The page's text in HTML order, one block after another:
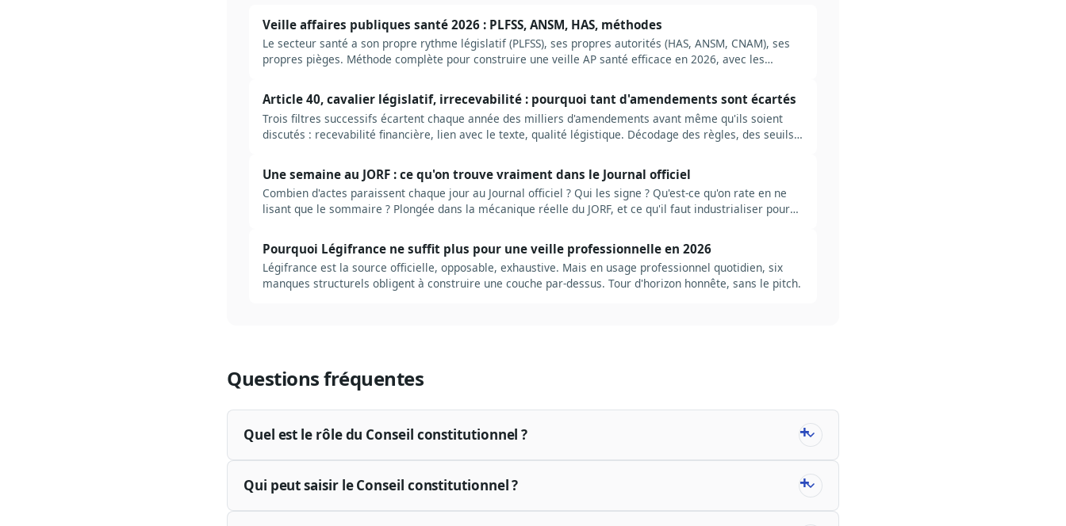
Veille affaires publiques santé 2026 : PLFSS, ANSM, HAS, méthodes
Le secteur santé a son propre rythme législatif (PLFSS), ses propres autorités (HAS, ANSM, CNAM), ses
propres pièges. Méthode complète pour construire une veille AP santé efficace en 2026, avec les
Article 40, cavalier législatif, irrecevabilité : pourquoi tant d'amendements sont écartés
Trois filtres successifs écartent chaque année des milliers d'amendements avant même qu'ils soient
discutés : recevabilité financière, lien avec le texte, qualité légistique. Décodage des règles, des seuils
Une semaine au JORF : ce qu'on trouve vraiment dans le Journal officiel
Combien d'actes paraissent chaque jour au Journal officiel ? Qui les signe ? Qu'est-ce qu'on rate en ne
lisant que le sommaire ? Plongée dans la mécanique réelle du JORF, et ce qu'il faut industrialiser pour
Pourquoi Légifrance ne suffit plus pour une veille professionnelle en 2026
Légifrance est la source officielle, opposable, exhaustive. Mais en usage professionnel quotidien, six
manques structurels obligent à construire une couche par-dessus. Tour d'horizon honnête, sans le pitch.
Questions fréquentes
Quel est le rôle du Conseil constitutionnel ?
Qui peut saisir le Conseil constitutionnel ?